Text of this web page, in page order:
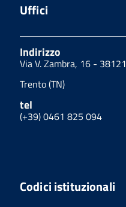
Uffici
Indirizzo
Via V. Zambra, 16 - 38121
Trento (TN)
tel
(+39) 0461 825 094
Codici istituzionali